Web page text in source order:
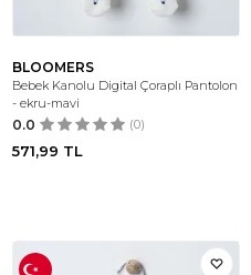
BLOOMERS
Bebek Kanolu Digital Çoraplı Pantolon
- ekru-mavi
0.0 (0)
571,99 TL